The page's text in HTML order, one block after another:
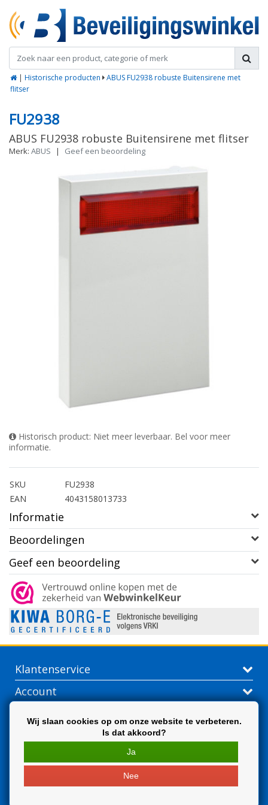
| Historische producten
ABUS FU2938 robuste Buitensirene met
flitser
FU2938
ABUS FU2938 robuste Buitensirene met flitser
Merk: ABUS | Geef een beoordeling
Historisch product: Niet meer leverbaar. Bel voor meer
informatie.
SKU
FU2938
EAN
4043158013733
Informatie
Beoordelingen
Geef een beoordeling
Klantenservice
Account
Wij slaan cookies op om onze website te verbeteren.
Is dat akkoord?
Ja
Nee